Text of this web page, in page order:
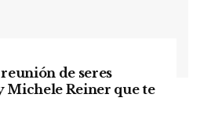
de seres
Michele Reiner que te